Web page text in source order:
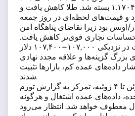
۲۷ ژوئن در حدود ۱.۱۷۰۴ بسته شد. طلا کاهش یافت و
کرد و قیمت‌های لحظه‌ای در روز جمعه
۳,۲۸۸.۵۵ دلار/اونس بود زیرا تقاضای پناهگاه امن
تجاری قوی‌تر کاهش یافت.
بیت‌کوین به طور ثابت در نزدیکی ۱۰۷,۰۰۰–۱۰۷,۴۰۰ دلار
بزرگ گزینه‌ها و علاقه مجدد نهادی
داده‌های عمده کم، بازارها تثبیت
شدند.
با نگاه به ۳۰ ژوئن تا ۴ ژوئیه، تمرکز به گزارش تورم PCE
داده‌های عمده اشتغال و هرگونه
معطوف خواهد شد. انتظار می‌رود